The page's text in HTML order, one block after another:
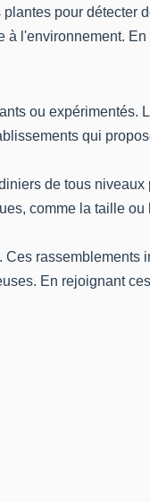
pour détecter
à l'environnement.
ou expérimentés.
qui
de tous
comme la taille
rassemblements
En rejoignant